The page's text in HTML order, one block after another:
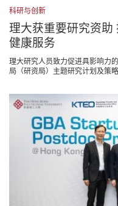
科研与创新
理大获重要研究资助
健康服务
理大研究人员致力促进具影响力
局（研资局）主题研究计划及策